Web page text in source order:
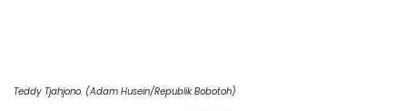
Teddy Tjahjono. (Adam Husein/Republik Bobotoh)